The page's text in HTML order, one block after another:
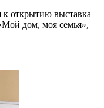
открытию выставка
дом, моя семья»,